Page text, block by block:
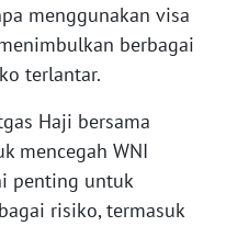
menggunakan visa
berbagai
terlantar.
Haji bersama
mencegah WNI
penting untuk
risiko, termasuk